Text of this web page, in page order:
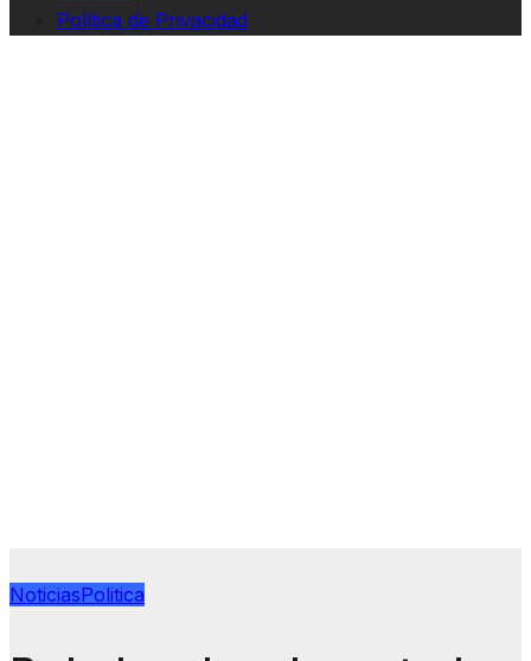
Política de Privacidad
NoticiasPolitica